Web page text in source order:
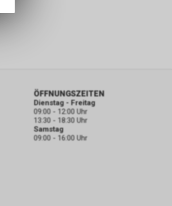
ÖFFNUNGSZEITEN
Dienstag - Freitag
09:00 - 12:00 Uhr
13:30 - 18:30 Uhr
Samstag
09:00 - 16:00 Uhr